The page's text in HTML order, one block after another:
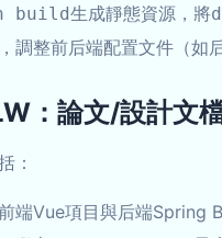
build生成靜態資源，將
調整前后端配置文件（如
：論文/設計文檔
：
端Vue項目與后端Spring